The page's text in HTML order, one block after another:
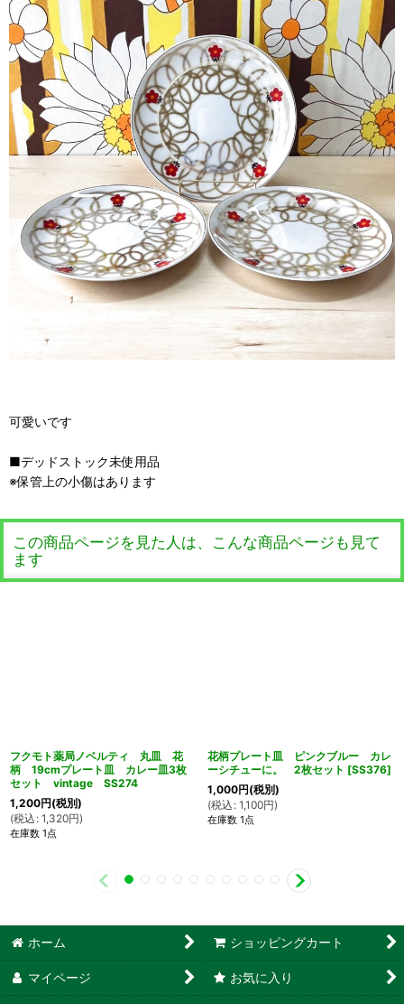
可愛いです
■デッドストック未使用品
※保管上の小傷はあります
この商品ページを見た人は、こんな商品ページも見て
ます
フクモト薬局ノベルティ 丸皿 花
柄 19cmプレート皿 カレー皿3枚
セット vintage SS274
1,200円(税別)
(税込 : 1,320円)
在庫数 1点
花柄プレート皿 ピンクブルー カレ
ーシチューに。 2枚セット [SS376]
1,000円(税別)
(税込 : 1,100円)
在庫数 1点
ホーム ショッピングカート
マイページ お気に入り